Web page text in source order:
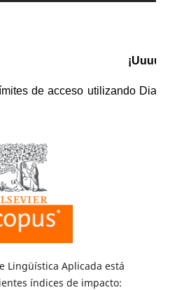
Lingüística Aplicada está
índices de impacto: